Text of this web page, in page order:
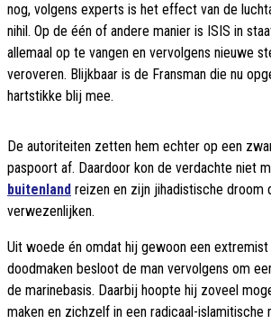
nog, volgens experts is het effect van de
nihil. Op de één of andere manier is ISIS in
allemaal op te vangen en vervolgens nieuwe
veroveren. Blijkbaar is de Fransman die nu
hartstikke blij mee.
De autoriteiten zetten hem echter op een
paspoort af. Daardoor kon de verdachte niet
buitenland reizen en zijn jihadistische droom
verwezenlijken.
Uit woede én omdat hij gewoon een
doodmaken besloot de man vervolgens om
de marinebasis. Daarbij hoopte hij zoveel
maken en zichzelf in een radicaal-islamitische